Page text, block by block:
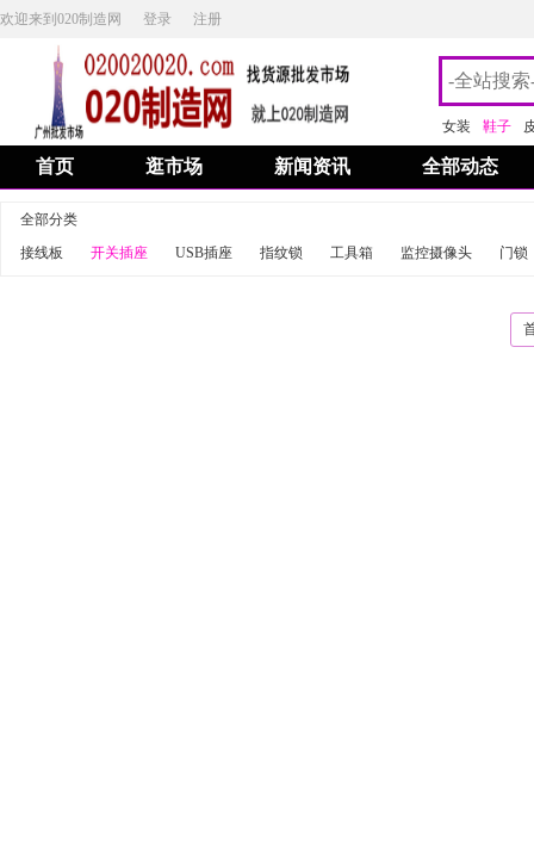
欢迎来到020制造网 登录 注册
女装 鞋子
首页 逛市场 新闻资讯 全部动态
全部分类
接线板
开关插座 USB插座 指纹锁 工具箱 监控摄像头 门锁